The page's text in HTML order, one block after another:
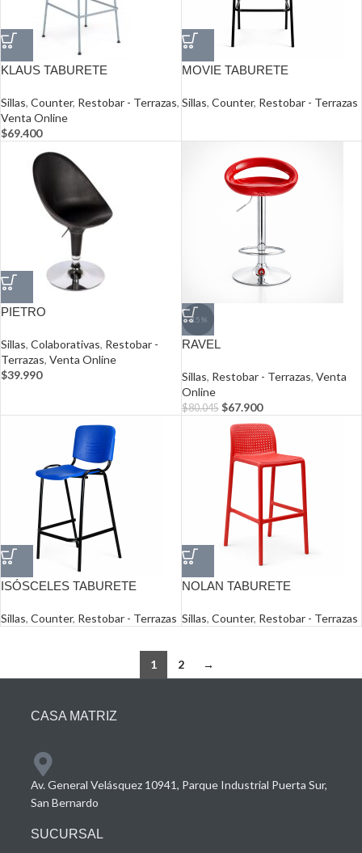
KLAUS TABURETE
Sillas, Counter, Restobar - Terrazas,
Venta Online
$69.400
MOVIE TABURETE
Sillas, Counter, Restobar - Terrazas
PIETRO
Sillas, Colaborativas, Restobar -
Terrazas, Venta Online
$39.990
-15%
RAVEL
Sillas, Restobar - Terrazas, Venta
Online
$80.045 $67.900
ISÓSCELES TABURETE
Sillas, Counter, Restobar - Terrazas
NOLAN TABURETE
Sillas, Counter, Restobar - Terrazas
1 2 →
CASA MATRIZ
Av. General Velásquez 10941, Parque Industrial Puerta Sur,
San Bernardo
SUCURSAL